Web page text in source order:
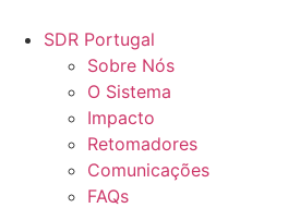
para
conteúdo
SDR Portugal
Sobre Nós
O Sistema
Impacto
Retomadores
Comunicações
FAQs